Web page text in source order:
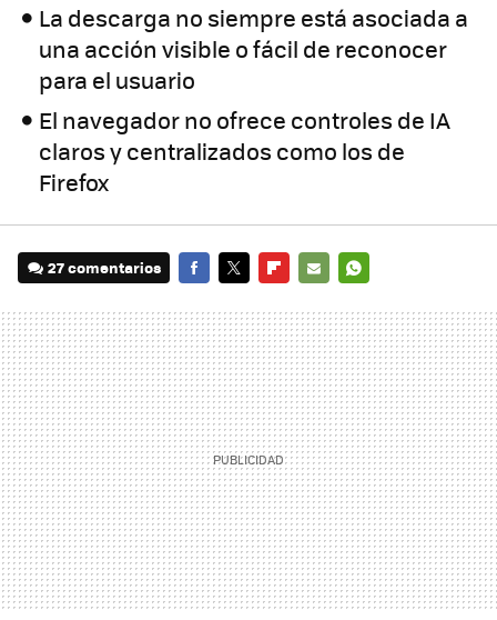
La descarga no siempre está asociada a
una acción visible o fácil de reconocer
para el usuario
El navegador no ofrece controles de IA
claros y centralizados como los de
Firefox
27 comentarios
MAIL